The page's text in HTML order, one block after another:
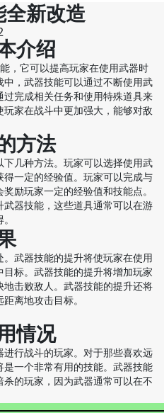
新改造
介绍
，它可以提高玩家在使用武器时
，武器技能可以通过不断使用武
完成相关任务和使用特殊道具来
家在战斗中更加强大，能够对敌
方法
几种方法。玩家可以选择使用武
一定的经验值。玩家可以完成与
励玩家一定的经验值和技能点。
器技能，这些道具通常可以在游
武器技能的提升将使玩家在使用
标。武器技能的提升将增加玩家
击败敌人。武器技能的提升还将
离地攻击目标。
情况
行战斗的玩家。对于那些喜欢远
一个非常有用的技能。武器技能
的玩家，因为武器通常可以在不